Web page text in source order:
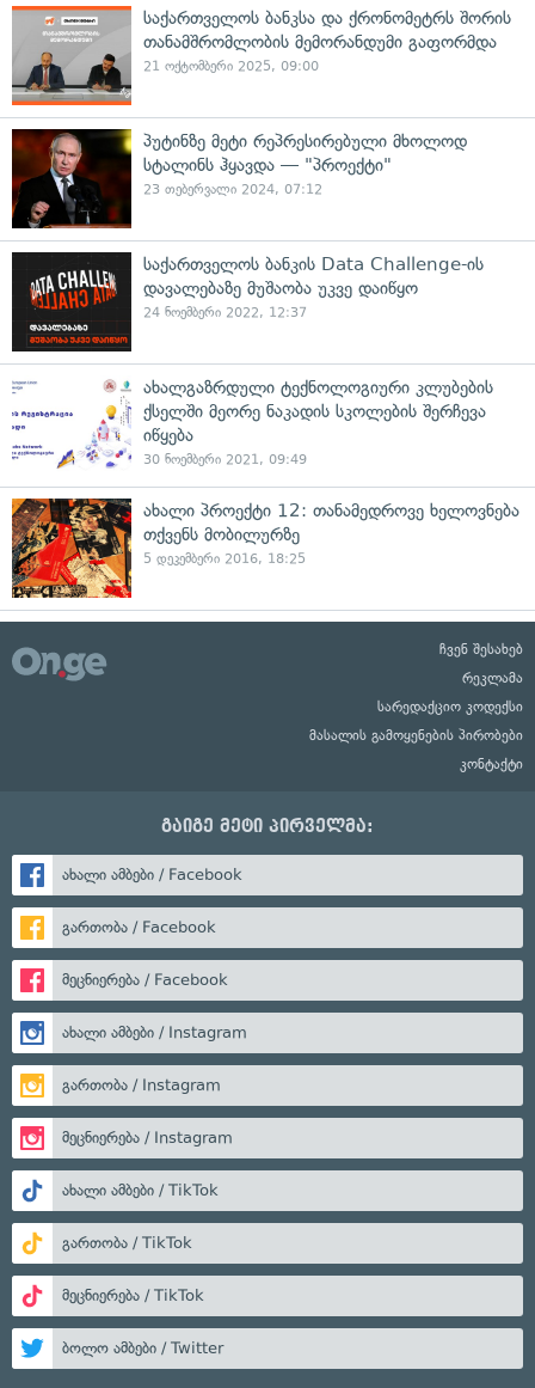
საქართველოს ბანკსა და ქრონომეტრს შორის
თანამშრომლობის მემორანდუმი გაფორმდა
21 ოქტომბერი 2025, 09:00
პუტინზე მეტი რეპრესირებული მხოლოდ
სტალინს ჰყავდა — "პროექტი"
23 თებერვალი 2024, 07:12
საქართველოს ბანკის Data Challenge-ის
დავალებაზე მუშაობა უკვე დაიწყო
24 ნოემბერი 2022, 12:37
ახალგაზრდული ტექნოლოგიური კლუბების
ქსელში მეორე ნაკადის სკოლების შერჩევა
იწყება
30 ნოემბერი 2021, 09:49
ახალი პროექტი 12: თანამედროვე ხელოვნება
თქვენს მობილურზე
5 დეკემბერი 2016, 18:25
ჩვენ შესახებ
რეკლამა
სარედაქციო კოდექსი
მასალის გამოყენების პირობები
კონტაქტი
გაიგე მეტი პირველმა:
ახალი ამბები / Facebook
გართობა / Facebook
მეცნიერება / Facebook
ახალი ამბები / Instagram
გართობა / Instagram
მეცნიერება / Instagram
ახალი ამბები / TikTok
გართობა / TikTok
მეცნიერება / TikTok
ბოლო ამბები / Twitter